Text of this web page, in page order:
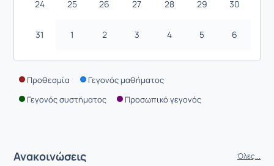
24 25 26 27 28 29 30
31 1 2 3 4 5 6
Προθεσμία
Γεγονός μαθήματος
Γεγονός συστήματος
Προσωπικό γεγονός
Ανακοινώσεις Όλες...